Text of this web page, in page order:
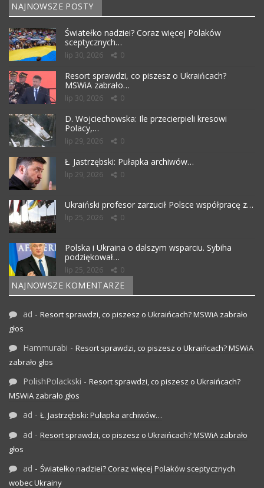
NAJNOWSZE POSTY
Światełko nadziei? Coraz więcej Polaków
sceptycznych…
lip 30, 2026 0
Resort sprawdzi, co piszesz o Ukraińcach?
MSWiA zabrało…
lip 30, 2026 0
D. Wojciechowska: Ile przecierpieli kresowi
Polacy,…
lip 29, 2026 0
Ł. Jastrzębski: Pułapka archiwów…
lip 29, 2026 0
Ukraiński profesor zarzucił Polsce współpracę z…
lip 25, 2026 0
Polska i Ukraina o dalszym wsparciu. Sybiha
podziękował…
lip 25, 2026 0
NAJNOWSZE KOMENTARZE
ad - Resort sprawdzi, co piszesz o Ukraińcach? MSWiA zabrało
głos
Hammurabi - Resort sprawdzi, co piszesz o Ukraińcach? MSWiA
zabrało głos
PolishPolackski - Resort sprawdzi, co piszesz o Ukraińcach?
MSWiA zabrało głos
ad - Ł. Jastrzębski: Pułapka archiwów…
ad - Resort sprawdzi, co piszesz o Ukraińcach? MSWiA zabrało
głos
ad - Światełko nadziei? Coraz więcej Polaków sceptycznych
wobec Ukrainy